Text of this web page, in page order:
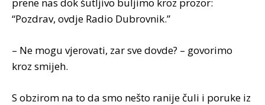
“Pozdrav, ovdje Radio Dubrovnik.”
– Ne mogu vjerovati, zar sve dovde? – govorimo
kroz smijeh.
S obzirom na to da smo nešto ranije čuli i poruke iz